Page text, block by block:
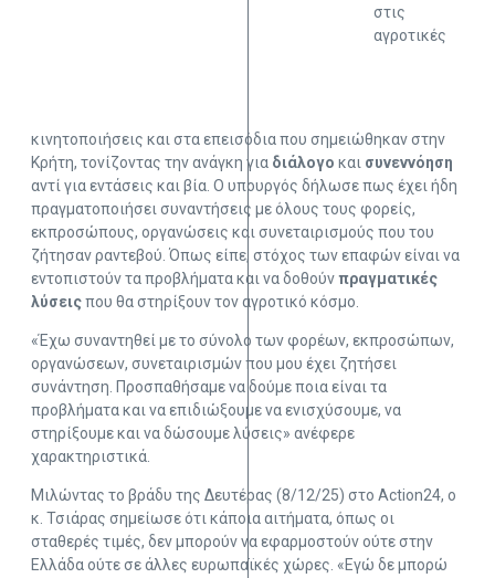
στις
αγροτικές
κινητοποιήσεις και στα επεισόδια που σημειώθηκαν στην
Κρήτη, τονίζοντας την ανάγκη για διάλογο και συνεννόηση
αντί για εντάσεις και βία. Ο υπουργός δήλωσε πως έχει ήδη
πραγματοποιήσει συναντήσεις με όλους τους φορείς,
εκπροσώπους, οργανώσεις και συνεταιρισμούς που του
ζήτησαν ραντεβού. Όπως είπε, στόχος των επαφών είναι να
εντοπιστούν τα προβλήματα και να δοθούνπραγματικές
λύσειςπου θα στηρίξουν τον αγροτικό κόσμο.
«Έχω συναντηθεί με το σύνολο των φορέων, εκπροσώπων,
οργανώσεων, συνεταιρισμών που μου έχει ζητήσει
συνάντηση. Προσπαθήσαμε να δούμε ποια είναι τα
προβλήματα και να επιδιώξουμε να ενισχύσουμε, να
στηρίξουμε και να δώσουμε λύσεις» ανέφερε
χαρακτηριστικά.
Μιλώντας το βράδυ της Δευτέρας (8/12/25) στο Action24, ο
κ. Τσιάρας σημείωσε ότι κάποια αιτήματα, όπως οι
σταθερές τιμές, δεν μπορούν να εφαρμοστούν ούτε στην
Ελλάδα ούτε σε άλλες ευρωπαϊκές χώρες. «Εγώ δε μπορώ